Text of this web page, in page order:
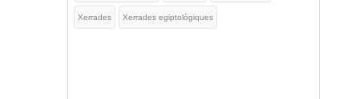
Xerrades Xerrades egiptològiques